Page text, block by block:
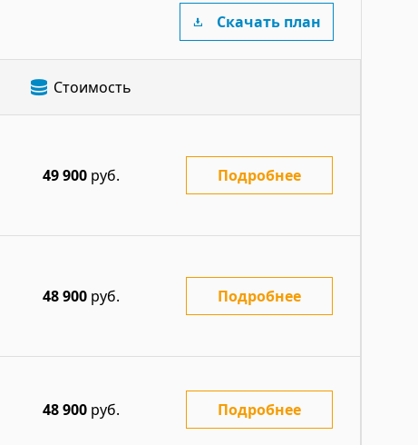
Скачать план
Стоимость
49 900 руб. Подробнее
48 900 руб. Подробнее
48 900 руб. Подробнее